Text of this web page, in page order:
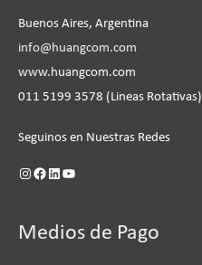
Buenos Aires, Argentina
info@huangcom.com
www.huangcom.com
011 5199 3578 (Lineas Rotativas)
Seguinos en Nuestras Redes
Medios de Pago